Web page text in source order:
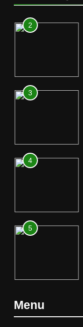
2
3
4
5
Menu